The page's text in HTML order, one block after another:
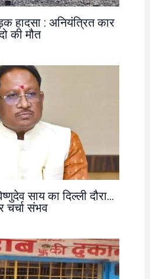
हादसा : अनियंत्रित कार
की मौत
साय का दिल्ली दौरा…
चर्चा संभव